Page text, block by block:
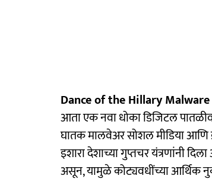
Dance of the Hillary
आता एक नवा धोका डिजिटल
घातक मालवेअर सोशल मीडिया आणि
इशारा देशाच्या गुप्तचर यंत्रणांनी
असून, यामुळे कोट्यवधींच्या आर्थिक